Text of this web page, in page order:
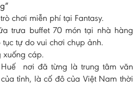
chơi miễn phí tại Fantasy.
trưa buffet 70 món tại nhà hàng
tự do vui chơi chụp ảnh.
xuống cáp.
nơi đã từng là trung tâm văn
tỉnh, là cố đô của Việt Nam thời